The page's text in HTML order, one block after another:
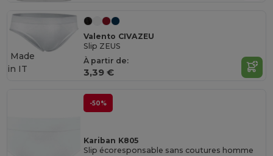
Valento CIVAZEU
Slip ZEUS
À partir de:
3,39 €
Made
in IT
-50%
Kariban K805
Slip écoresponsable sans coutures homme